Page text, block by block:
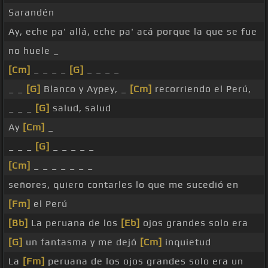
Sarandén
Ay, eche pa' allá, eche pa' acá porque la que se fue
no huele _
[Cm]
[G]
[G] Blanco y Aypey, _ [Cm] recorriendo el Perú,
[G] salud, salud
Ay [Cm]
[G]
[Cm]
señores, quiero contarles lo que me sucedió en
[Fm] el Perú
[Bb] La peruana de los [Eb] ojos grandes solo era
[G] un fantasma y me dejó [Cm] inquietud
La [Fm] peruana de los ojos grandes solo era un